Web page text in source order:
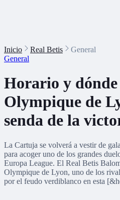
Inicio Real Betis
General
General
Horario y dónde
Olympique de
senda de la
La Cartuja se volverá a vestir de
para acoger uno de los grandes
Europa League. El Real Betis
Olympique de Lyon, uno de los
por el feudo verdiblanco en esta